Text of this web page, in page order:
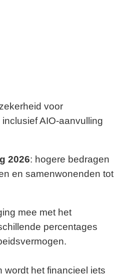
voor
AIO-aanvulling
2026: hogere bedragen
en samenwonenden tot
mee met het
percentages
wordt het financieel iets